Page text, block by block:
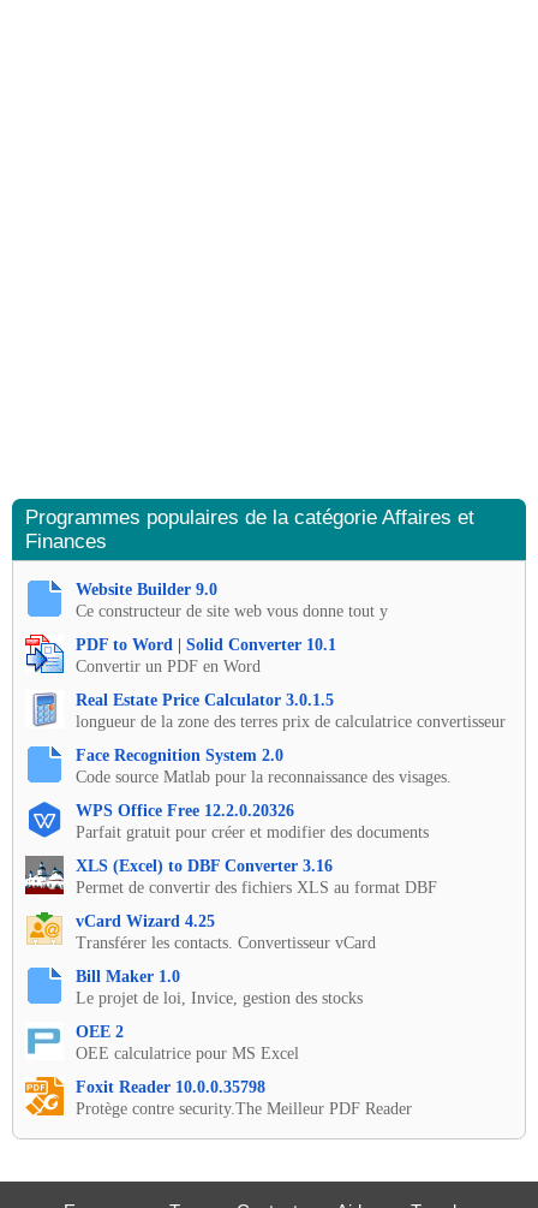
Programmes populaires de la catégorie Affaires et
Finances
Website Builder 9.0
Ce constructeur de site web vous donne tout y
PDF to Word | Solid Converter 10.1
Convertir un PDF en Word
Real Estate Price Calculator 3.0.1.5
longueur de la zone des terres prix de calculatrice convertisseur
Face Recognition System 2.0
Code source Matlab pour la reconnaissance des visages.
WPS Office Free 12.2.0.20326
Parfait gratuit pour créer et modifier des documents
XLS (Excel) to DBF Converter 3.16
Permet de convertir des fichiers XLS au format DBF
vCard Wizard 4.25
Transférer les contacts. Convertisseur vCard
Bill Maker 1.0
Le projet de loi, Invice, gestion des stocks
OEE 2
OEE calculatrice pour MS Excel
Foxit Reader 10.0.0.35798
Protège contre security.The Meilleur PDF Reader